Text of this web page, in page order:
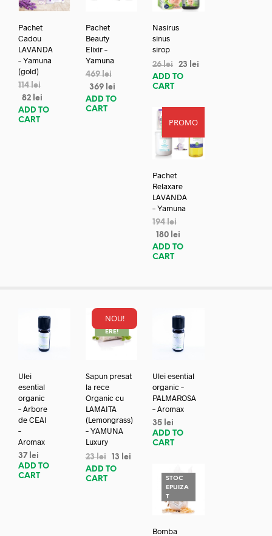
Pachet
Cadou
LAVANDA
– Yamuna
(gold)
114lei
82 lei
ADD TO
CART
Pachet
Beauty
Elixir –
Yamuna
469lei
369 lei
ADD TO
CART
Nasirus
sinus
sirop
26lei 23
lei
ADD TO
CART
PROMO
REDUC
Pachet
Relaxare
LAVANDA
– Yamuna
194lei
180 lei
ADD TO
CART
Ulei
esential
organic
– Arbore
de CEAI
–
Aromax
37 lei
ADD TO
CART
NOU!
REDUC
ERE!
Sapun presat
la rece
Organic cu
LAMAITA
(Lemongrass)
– YAMUNA
Luxury
23lei 13
lei
ADD TO
CART
Ulei esential
organic –
PALMAROSA
– Aromax
35 lei
ADD TO
CART
STOC
EPUIZA
T
Bomba